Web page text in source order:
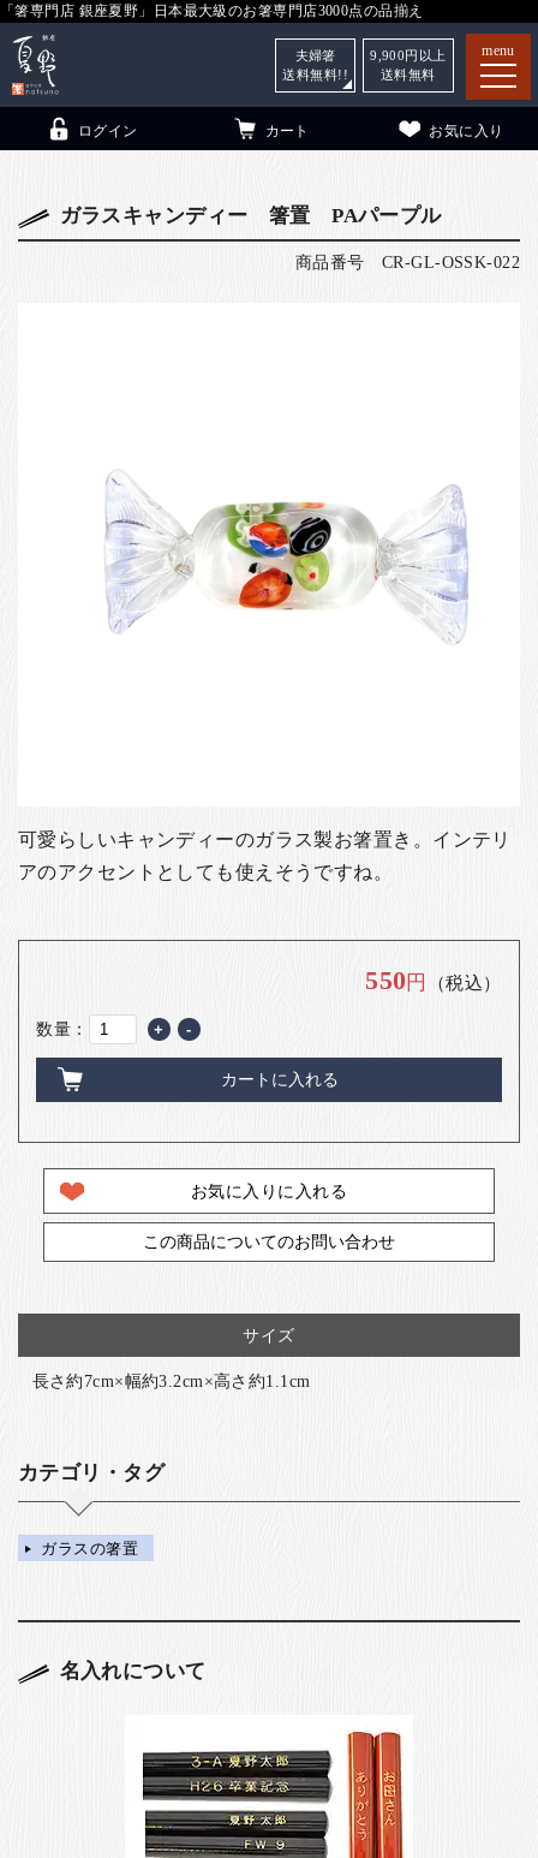
「箸専門店 銀座夏野」日本最大級のお箸専門店3000点の品揃え
menu
法人・飲食店のお客様
お客様の声
お問い合わせ
ログイン カート お気に入り
夫婦箸
送料無料!!
9,900 円以上
送料無料
ガラスキャンディー 箸置 PAパープル
商品番号 CR-GL-OSSK-022
可愛らしいキャンディーのガラス製お箸置き。インテリ
アのアクセントとしても使えそうですね。
550円 （税込）
数量： + -
カートに入れる
お気に入りに入れる
この商品についてのお問い合わせ
サイズ
長さ約7cm×幅約3.2cm×高さ約1.1cm
カテゴリ・タグ
ガラスの箸置
名入れについて